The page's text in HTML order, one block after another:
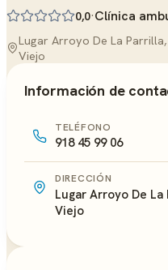
0,0·Clínica
Lugar Arroyo De La
Viejo
Información de
TELÉFONO
918 45 99 06
DIRECCIÓN
Lugar Arroyo De La
Viejo